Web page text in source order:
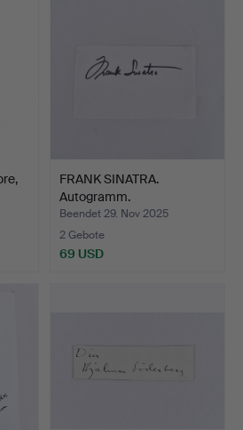
FRANK SINATRA.
Autogramm.
Beendet 29. Nov 2025
2 Gebote
69 USD